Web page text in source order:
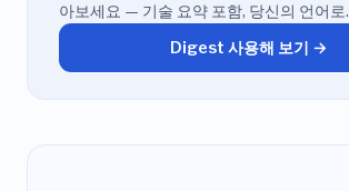
아보세요 — 기술 요약 포함, 당신의 언어로.
Digest 사용해 보기 →